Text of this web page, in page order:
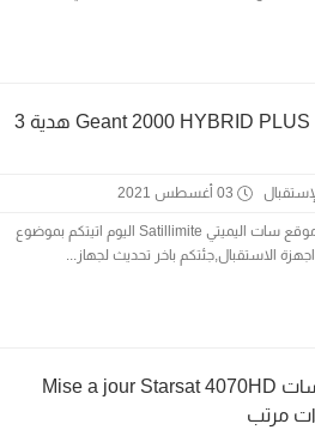
اخر تحديث لجهاز جيون Geant 2000 HYBRID PLUS هدية 3
03 أغسطس 2021
السلام عليكم زوار و متتبعي موقع سات اليميتي Satillimite اليوم اتيتكم بموضوع
الاستقبال,جئتكم باخر تحديث لجهاز...
اخر تحديث لجهاز ستارسات Mise a jour Starsat 4070HD